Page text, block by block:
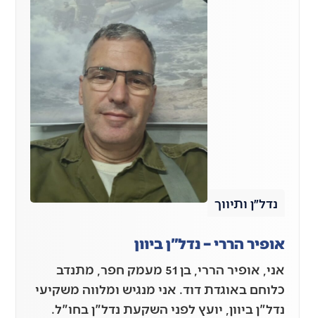
נדל״ן ותיווך
אופיר הררי – נדל"ן ביוון
אני, אופיר הררי, בן 51 מעמק חפר, מתנדב
כלוחם באוגדת דוד. אני מנגיש ומלווה משקיעי
נדל"ן ביוון, יועץ לפני השקעת נדל"ן בחו"ל.